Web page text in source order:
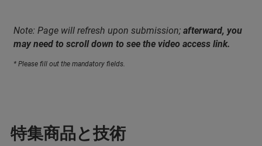
Note: Page will refresh upon submission; afterward, you
may need to scroll down to see the video access link.
* Please fill out the mandatory fields.
特集商品と技術